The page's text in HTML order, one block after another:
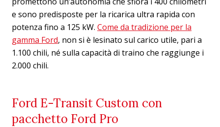
e sono predisposte per la ricarica ultra rapida con
potenza fino a 125 kW. Come da tradizione per la
gamma Ford, non si è lesinato sul carico utile, pari a
1.100 chili, né sulla capacità di traino che raggiunge i
2.000 chili.
Ford E-Transit Custom con
pacchetto Ford Pro